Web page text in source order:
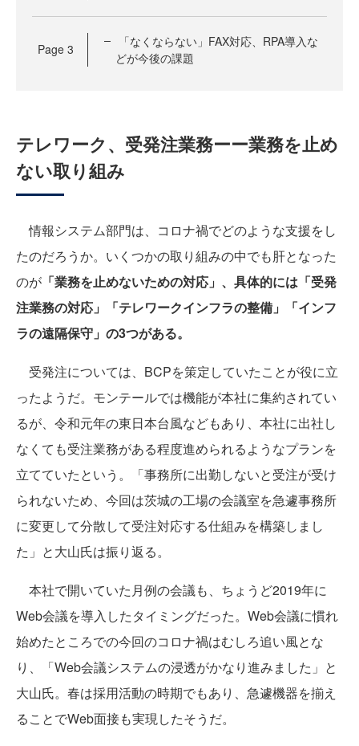
Page 3
「なくならない」FAX対応、RPA導入な
どが今後の課題
テレワーク、受発注業務ーー業務を止め
ない取り組み
情報システム部門は、コロナ禍でどのような支援をし
たのだろうか。いくつかの取り組みの中でも肝となった
のが 「業務を止めないための対応」、具体的には「受発
注業務の対応」「テレワークインフラの整備」「インフ
ラの遠隔保守」の3つがある。
受発注については、BCPを策定していたことが役に立
ったようだ。モンテールでは機能が本社に集約されてい
るが、令和元年の東日本台風などもあり、本社に出社し
なくても受注業務がある程度進められるようなプランを
立てていたという。「事務所に出勤しないと受注が受け
られないため、今回は茨城の工場の会議室を急遽事務所
に変更して分散して受注対応する仕組みを構築しまし
た」と大山氏は振り返る。
本社で開いていた月例の会議も、ちょうど2019年に
Web会議を導入したタイミングだった。Web会議に慣れ
始めたところでの今回のコロナ禍はむしろ追い風とな
り、「Web会議システムの浸透がかなり進みました」と
大山氏。春は採用活動の時期でもあり、急遽機器を揃え
ることでWeb面接も実現したそうだ。